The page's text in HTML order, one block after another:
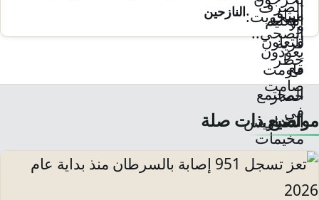
النازحين
مواضيع ذات صلة